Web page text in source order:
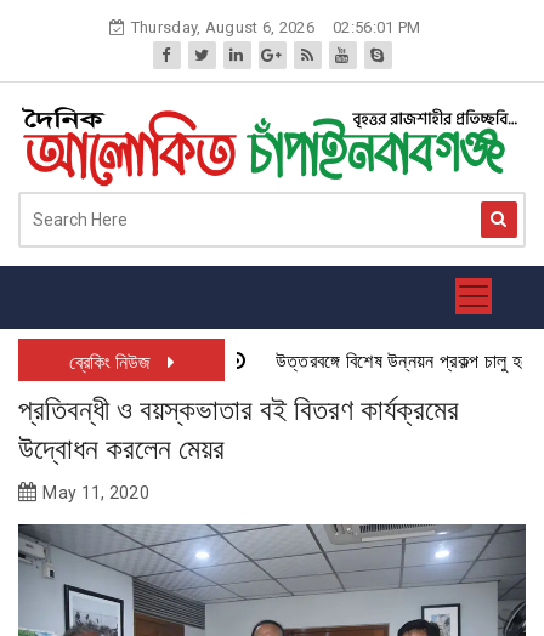
Thursday, August 6, 2026 02:56:02 PM
ব্রেকিং নিউজ উত্তরবঙ্গে বিশেষ উন্নয়ন প্রকল্প চালু হতে
প্রতিবন্ধী ও বয়স্কভাতার বই বিতরণ কার্যক্রমের
উদ্বোধন করলেন মেয়র
May 11, 2020